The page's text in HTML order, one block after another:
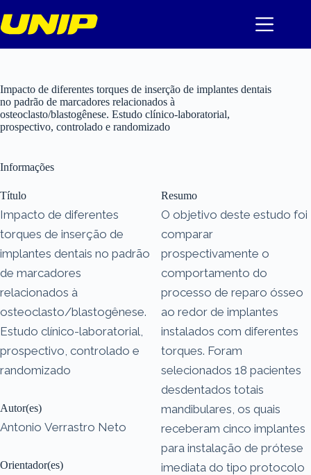
para
o
Impacto de diferentes torques de inserção de implantes dentais
no padrão de marcadores relacionados à
osteoclasto/blastogênese. Estudo clínico-laboratorial,
prospectivo, controlado e randomizado
Informações
Título
Impacto de diferentes
torques de inserção de
implantes dentais no padrão
de marcadores
relacionados à
osteoclasto/blastogênese.
Estudo clínico-laboratorial,
prospectivo, controlado e
randomizado
Autor(es)
Antonio Verrastro Neto
Orientador(es)
Resumo
O objetivo deste estudo foi
comparar
prospectivamente o
comportamento do
processo de reparo ósseo
ao redor de implantes
instalados com diferentes
torques. Foram
selecionados 18 pacientes
desdentados totais
mandibulares, os quais
receberam cinco implantes
para instalação de prótese
imediata do tipo protocolo